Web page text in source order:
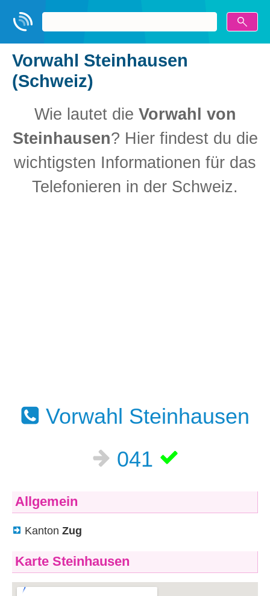
Vorwahl Steinhausen
(Schweiz)
Wie lautet die Vorwahl von
Steinhausen? Hier findest du die
wichtigsten Informationen für das
Telefonieren in der Schweiz.
Vorwahl Steinhausen
041
Allgemein
Kanton Zug
Karte Steinhausen